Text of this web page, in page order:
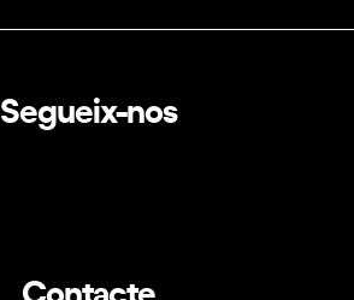
Segueix-nos
Contacte